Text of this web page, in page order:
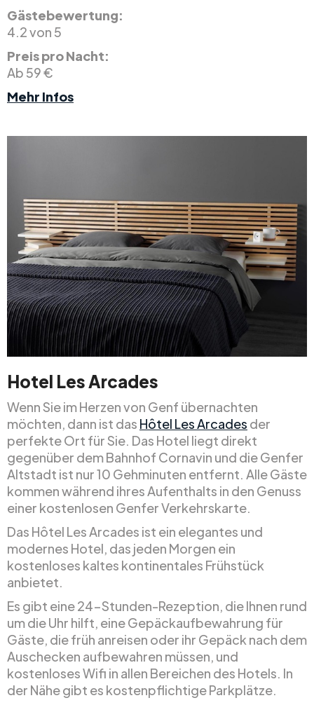
Gästebewertung:
4.2 von 5
Preis pro Nacht:
Ab 59 €
Mehr Infos
Hotel Les Arcades
Wenn Sie im Herzen von Genf übernachten
möchten, dann ist das Hôtel Les Arcades der
perfekte Ort für Sie. Das Hotel liegt direkt
gegenüber dem Bahnhof Cornavin und die Genfer
Altstadt ist nur 10 Gehminuten entfernt. Alle Gäste
kommen während ihres Aufenthalts in den Genuss
einer kostenlosen Genfer Verkehrskarte.
Das Hôtel Les Arcades ist ein elegantes und
modernes Hotel, das jeden Morgen ein
kostenloses kaltes kontinentales Frühstück
anbietet.
Es gibt eine 24-Stunden-Rezeption, die Ihnen rund
um die Uhr hilft, eine Gepäckaufbewahrung für
Gäste, die früh anreisen oder ihr Gepäck nach dem
Auschecken aufbewahren müssen, und
kostenloses Wifi in allen Bereichen des Hotels. In
der Nähe gibt es kostenpflichtige Parkplätze.